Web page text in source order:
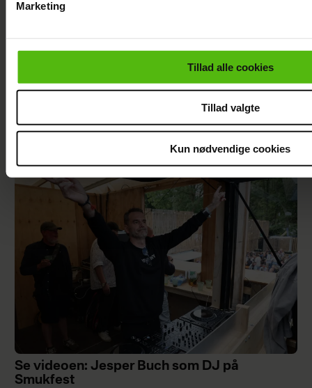
cookiepolitik.
Marketing
Tillad alle cookies
Tillad valgte
Kun nødvendige cookies
Mie og Anders nyder hinanden på Smukfest:
Se videoen: Jesper Buch som DJ på
Smukfest